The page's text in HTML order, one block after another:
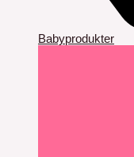
Babyprodukter